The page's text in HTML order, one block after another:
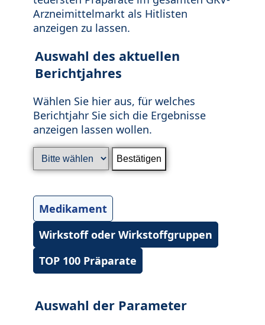
Arzneimittelmarkt als Hitlisten
anzeigen zu lassen.
Auswahl des aktuellen
Berichtjahres
Wählen Sie hier aus, für welches
Berichtjahr Sie sich die Ergebnisse
anzeigen lassen wollen.
Medikament
Wirkstoff oder Wirkstoffgruppen
TOP 100 Präparate
Auswahl der Parameter